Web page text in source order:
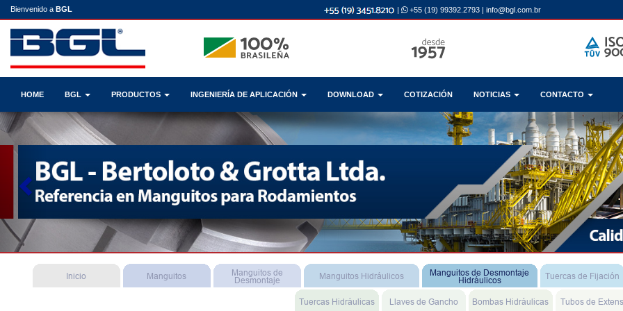
Bienvenido a BGL | +55 (19) 99392.2793 | info@bgl.com.br
HOME BGL PRODUCTOS INGENIERÍA DE APLICACIÓN DOWNLOAD COTIZACIÓN NOTICIAS CONTACTO
Previous